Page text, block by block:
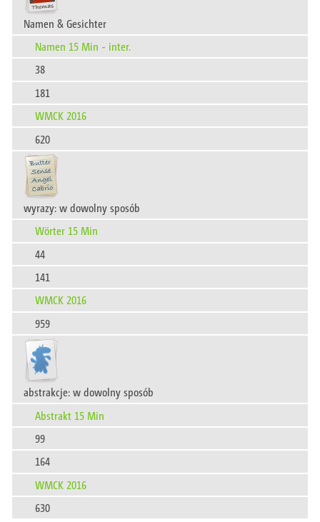
Namen & Gesichter
Namen 15 Min - inter.
38
181
WMCK 2016
620
wyrazy: w dowolny sposób
Wörter 15 Min
44
141
WMCK 2016
959
abstrakcje: w dowolny sposób
Abstrakt 15 Min
99
164
WMCK 2016
630